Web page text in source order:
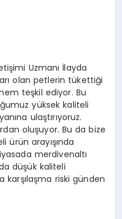
Uzmanı İlayda
olan petlerin tükettiği
teşkil ediyor. Bu
yüksek kaliteli
ulaştırıyoruz.
oluşuyor. Bu da bize
ürün arayışında
merdivenaltı
düşük kaliteli
karşılaşma riski günden